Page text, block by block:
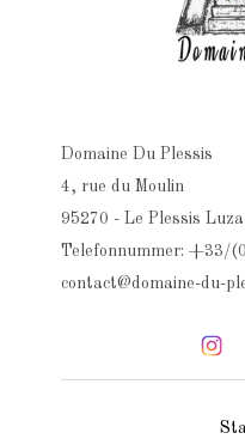
Domaine Du Plessis
4, rue du Moulin
95270 - Le Plessis
Telefonnummer: +33/
contact@domaine-du-